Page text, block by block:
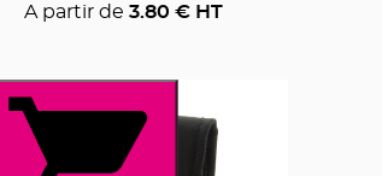
A partir de 3.80 € HT